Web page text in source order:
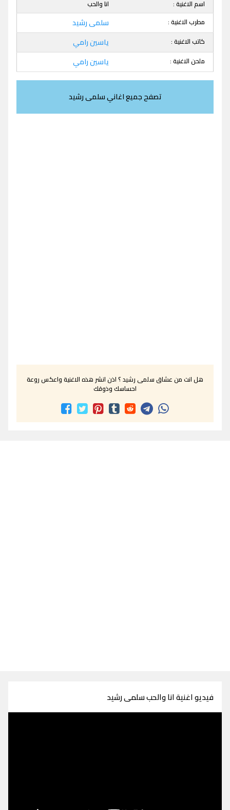
اسم الاغنية :
انا والحب
مطرب الاغنية :
سلمى رشيد
كاتب الاغنية : ياسين رامي
ملحن الاغنية : ياسين رامي
تصفح جميع اغاني سلمى رشيد
هل انت من عشاق سلمى رشيد ؟ اذن انشر هذه الاغنية واعكس روعة
احساسك وذوقك
فيديو اغنية انا والحب سلمى رشيد